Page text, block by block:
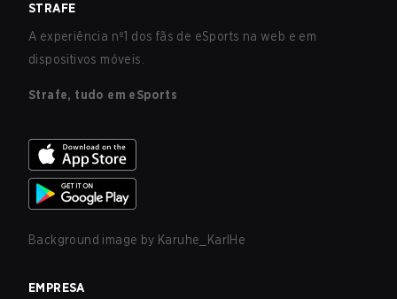
STRAFE
A experiência nº1 dos fãs de eSports na web e em
dispositivos móveis.
Strafe, tudo em eSports
Background image by Karuhe_KarlHe
EMPRESA